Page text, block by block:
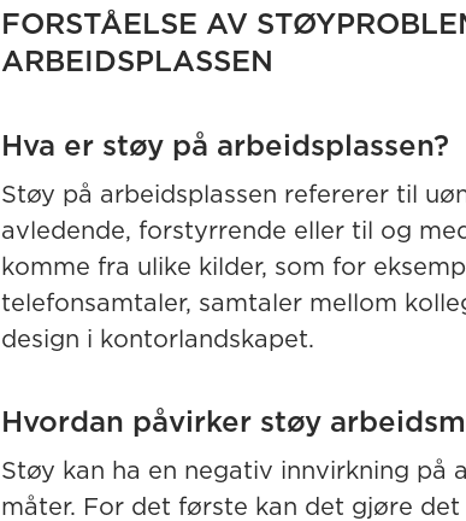
FORSTÅELSE AV
ARBEIDSPLASSEN
Hva er støy på arbeidsplassen?
Støy på arbeidsplassen refererer til
avledende, forstyrrende eller til og
komme fra ulike kilder, som for
telefonsamtaler, samtaler mellom
design i kontorlandskapet.
Hvordan påvirker støy
Støy kan ha en negativ innvirkning på
måter. For det første kan det gjøre